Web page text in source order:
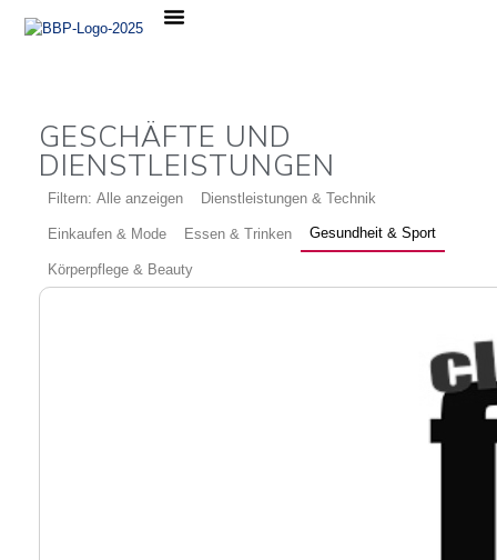
GESCHÄFTE UND
DIENSTLEISTUNGEN
Dienstleistungen & Technik
Einkaufen & Mode Essen & Trinken Gesundheit & Sport
Körperpflege & Beauty
Filtern: Alle anzeigen